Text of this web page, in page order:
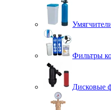
Фильтры
Дисковые